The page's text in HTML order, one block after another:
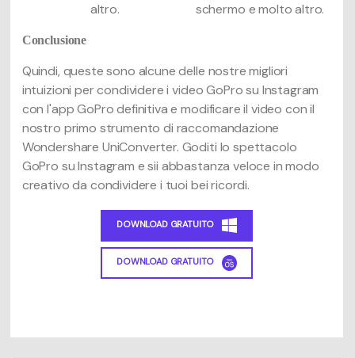
altro.
schermo e molto altro.
Conclusione
Quindi, queste sono alcune delle nostre migliori
intuizioni per condividere i video GoPro su Instagram
con l'app GoPro definitiva e modificare il video con il
nostro primo strumento di raccomandazione
Wondershare UniConverter. Goditi lo spettacolo
GoPro su Instagram e sii abbastanza veloce in modo
creativo da condividere i tuoi bei ricordi.
DOWNLOAD GRATUITO
DOWNLOAD GRATUITO